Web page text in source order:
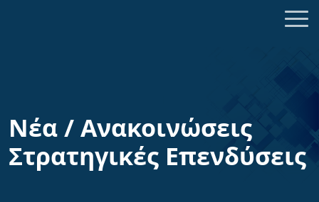
Νέα / Ανακοινώσεις
Στρατηγικές Επενδύσεις